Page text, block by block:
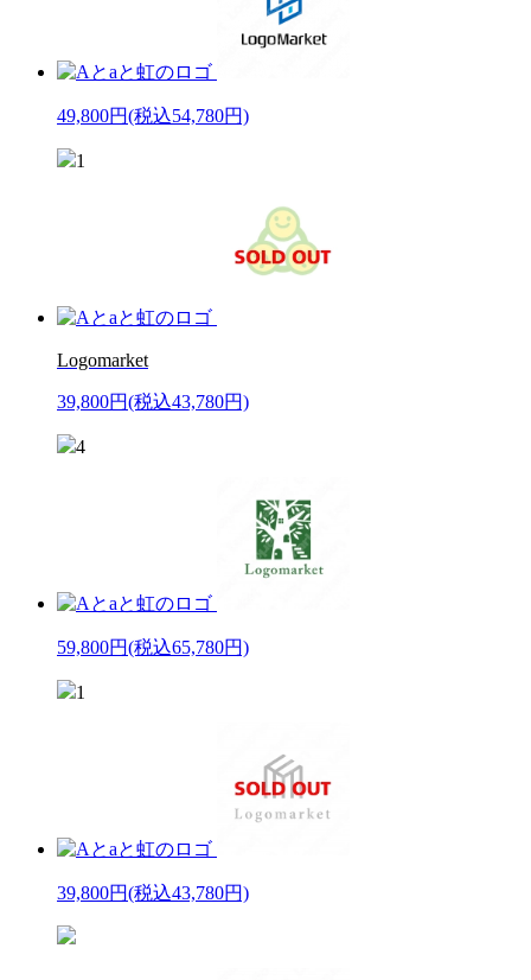
49,800円(税込54,780円)
1
Logomarket
39,800円(税込43,780円)
4
59,800円(税込65,780円)
1
39,800円(税込43,780円)